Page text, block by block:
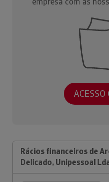
ACESSO
Rácios financeiros de
Delicado, Unipessoal